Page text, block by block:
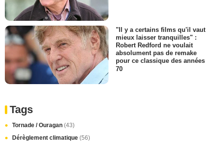
"Il y a certains films qu'il vaut
mieux laisser tranquilles" :
Robert Redford ne voulait
absolument pas de remake
pour ce classique des années
70
Tags
Tornade / Ouragan (43)
Dérèglement climatique (56)